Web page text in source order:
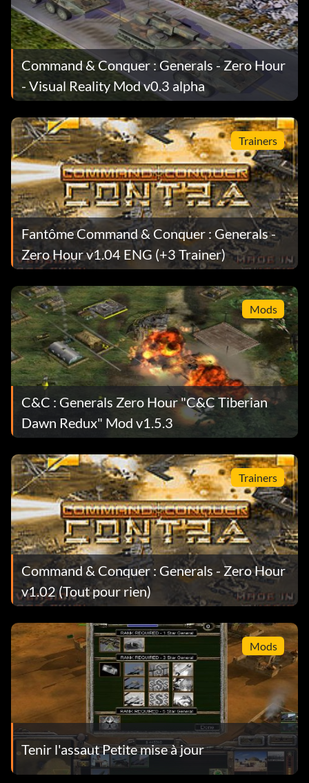
Command & Conquer : Generals - Zero Hour
- Visual Reality Mod v0.3 alpha
Trainers
Fantôme Command & Conquer : Generals -
Zero Hour v1.04 ENG (+3 Trainer)
Mods
C&C : Generals Zero Hour "C&C Tiberian
Dawn Redux" Mod v1.5.3
Trainers
Command & Conquer : Generals - Zero Hour
v1.02 (Tout pour rien)
Mods
Tenir l'assaut Petite mise à jour